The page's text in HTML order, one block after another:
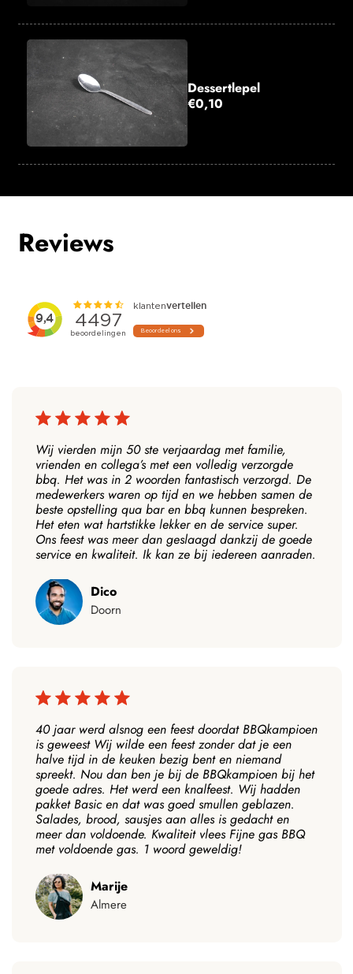
Dessertlepel
€0,10
Reviews
Wij vierden mijn 50 ste verjaardag met familie,
vrienden en collega’s met een volledig verzorgde
bbq. Het was in 2 woorden fantastisch verzorgd. De
medewerkers waren op tijd en we hebben samen de
beste opstelling qua bar en bbq kunnen bespreken.
Het eten wat hartstikke lekker en de service super.
Ons feest was meer dan geslaagd dankzij de goede
service en kwaliteit. Ik kan ze bij iedereen aanraden.
Dico
Doorn
40 jaar werd alsnog een feest doordat BBQkampioen
is geweest Wij wilde een feest zonder dat je een
halve tijd in de keuken bezig bent en niemand
spreekt. Nou dan ben je bij de BBQkampioen bij het
goede adres. Het werd een knalfeest. Wij hadden
pakket Basic en dat was goed smullen geblazen.
Salades, brood, sausjes aan alles is gedacht en
meer dan voldoende. Kwaliteit vlees Fijne gas BBQ
met voldoende gas. 1 woord geweldig!
Marije
Almere